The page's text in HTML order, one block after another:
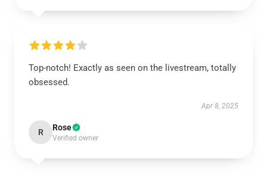
Top-notch! Exactly as seen on the livestream, totally
obsessed.
Apr 8, 2025
R Rose
Verified owner